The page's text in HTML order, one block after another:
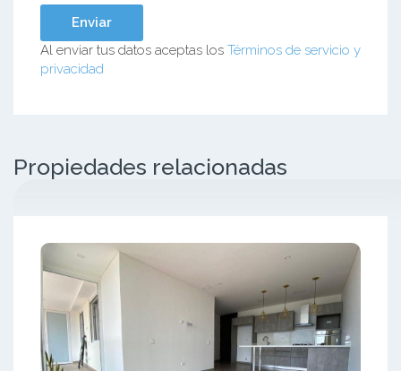
Al enviar tus datos aceptas los Términos de servicio y
privacidad
Propiedades relacionadas